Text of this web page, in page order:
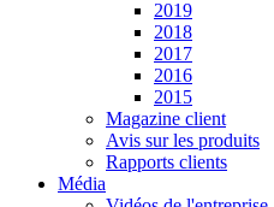
2019
2018
2017
2016
2015
Magazine client
Avis sur les produits
Rapports clients
Média